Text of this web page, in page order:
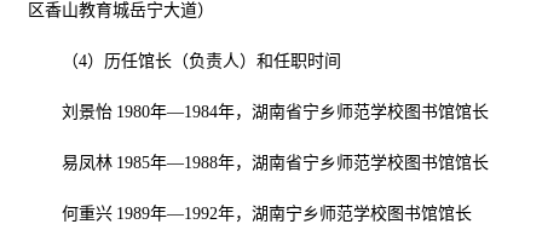
区香山教育城岳宁大道）
（4）历任馆长（负责人）和任职时间
刘景怡 1980年—1984年，湖南省宁乡师范学校图书馆馆长
易凤林 1985年—1988年，湖南省宁乡师范学校图书馆馆长
何重兴 1989年—1992年，湖南宁乡师范学校图书馆馆长